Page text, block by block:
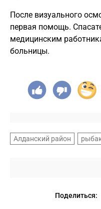
После визуального
первая помощь.
медицинским
больницы.
Алданский район
Поделиться: